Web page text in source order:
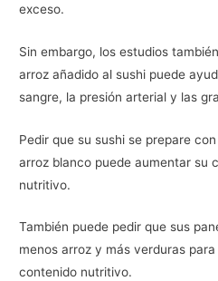
exceso.
Sin embargo, los estudios
arroz añadido al sushi puede
sangre, la presión arterial y las
Pedir que su sushi se prepare
arroz blanco puede aumentar su
nutritivo.
También puede pedir que sus
menos arroz y más verduras
contenido nutritivo.